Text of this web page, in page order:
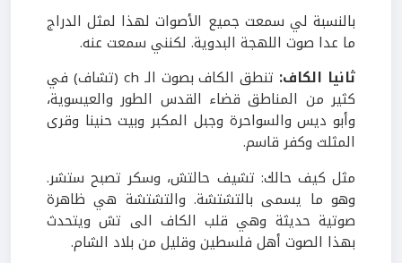
بالنسبة لي سمعت جميع الأصوات لهذا لمثل الدراج
ما عدا صوت اللهجة البدوية. لكنني سمعت عنه.
ثانيا الكاف:
تنطق الكاف بصوت الـ ch (تشاف) في
كثير من المناطق قضاء القدس الطور والعيسوية،
وأبو ديس والسواحرة وجبل المكبر وبيت حنينا وقرى
المثلث وكفر قاسم.
مثل كيف حالك: تشيف حالتش، وسكر تصبح ستشر.
وهو ما يسمى بالتشتشة. والتشتشة هي ظاهرة
صوتية حديثة وهي قلب الكاف الى تش ويتحدث
بهذا الصوت أهل فلسطين وقليل من بلاد الشام.